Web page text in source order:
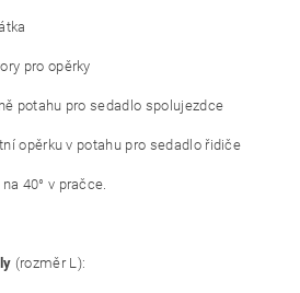
pro opěrky
potahu pro sedadlo spolujezdce
opěrku v potahu pro sedadlo řidiče
40° v pračce.
(rozměr L):